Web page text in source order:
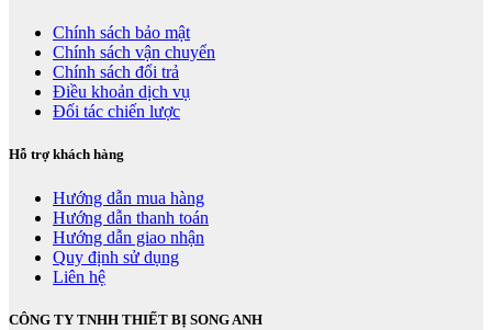
Chính sách bảo mật
Chính sách vận chuyển
Chính sách đổi trả
Điều khoản dịch vụ
Đối tác chiến lược
Hỗ trợ khách hàng
Hướng dẫn mua hàng
Hướng dẫn thanh toán
Hướng dẫn giao nhận
Quy định sử dụng
Liên hệ
CÔNG TY TNHH THIẾT BỊ SONG ANH